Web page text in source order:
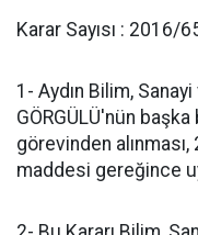
Karar Sayısı : 2016/
1- Aydın Bilim,
GÖRGÜLÜ'nün
görevinden alınması,
maddesi gereğince